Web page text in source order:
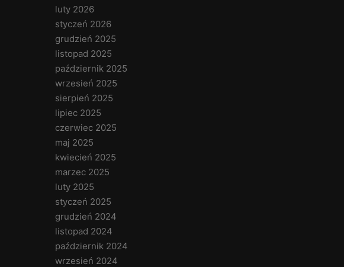
luty 2026
styczeń 2026
grudzień 2025
listopad 2025
październik 2025
wrzesień 2025
sierpień 2025
lipiec 2025
czerwiec 2025
maj 2025
kwiecień 2025
marzec 2025
luty 2025
styczeń 2025
grudzień 2024
listopad 2024
październik 2024
wrzesień 2024